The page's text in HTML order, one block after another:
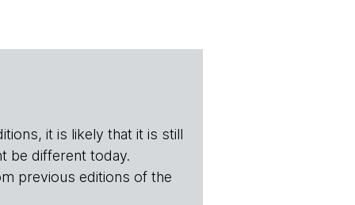
it is likely that it is still
be different today.
previous editions of the